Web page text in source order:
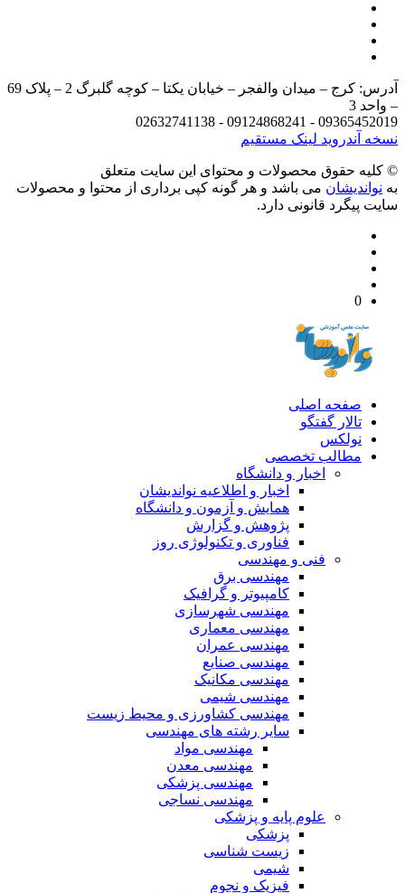
آدرس: کرج – میدان والفجر – خیابان یکتا – کوچه گلبرگ 2 – پلاک 69
3
09365452019 - 09124868241 -
آندرویدلینک مستقیم
حقوق محصولات و محتوای اين سایت متعلق
می باشد و هر گونه کپی برداری از محتوا و محصولات
پیگرد قانونی دارد.
صفحه اصلی
تالار گفتگو
نولکس
مطالب تخصصی
اخبار و دانشگاه
اخبار و اطلاعیه نواندیشان
همایش و آزمون و دانشگاه
پژوهش و گزارش
فناوری و تکنولوژی روز
فنی و مهندسی
مهندسی برق
کامپیوتر و گرافیک
مهندسی شهرسازی
مهندسی معماری
مهندسی عمران
مهندسی صنایع
مهندسی مکانیک
مهندسی شیمی
مهندسی کشاورزی و محیط زیست
سایر رشته های مهندسی
مهندسی مواد
مهندسی معدن
مهندسی پزشکی
مهندسی نساجی
علوم پایه و پزشکی
پزشکی
زیست شناسی
شیمی
فیزیک و نجوم